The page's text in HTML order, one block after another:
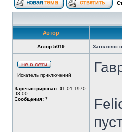
Автор
Автор 5019 Заголовок
Искатель приключений
Зарегистрирован: 01.01.1970
03:00
Сообщения: 7